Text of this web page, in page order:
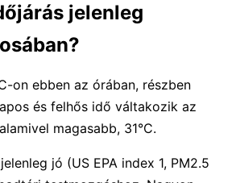
jelenleg
on ebben az órában, részben
és felhős idő váltakozik az
magasabb, 31°C.
jó (US EPA index 1, PM2.5